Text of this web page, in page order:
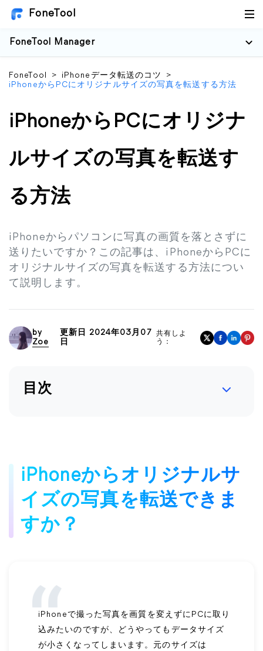
FoneTool
FoneTool Manager
FoneTool > iPhoneデータ転送のコツ
>
iPhoneからPCにオリジナルサイズの写真を転送する方法
iPhoneからPCにオリジナ
ルサイズの写真を転送す
る方法
iPhoneからパソコンに写真の画質を落とさずに
送りたいですか？この記事は、iPhoneからPCに
オリジナルサイズの写真を転送する方法につい
て説明します。
by
Zoe
更新日 2024年03月07
日
共有しよ
う：
目次
iPhoneからオリジナルサ
イズの写真を転送できま
すか？
iPhoneで撮った写真を画質を変えずにPCに取り
込みたいのですが、どうやってもデータサイズ
が小さくなってしまいます。元のサイズは